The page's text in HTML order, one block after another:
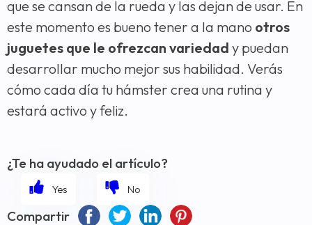
que se cansan de la rueda y las dejan de usar. En
este momento es bueno tener a la mano otros
juguetes que le ofrezcan variedad y puedan
desarrollar mucho mejor sus habilidad. Verás
cómo cada día tu hámster crea una rutina y
estará activo y feliz.
¿Te ha ayudado el artículo?
Compartir